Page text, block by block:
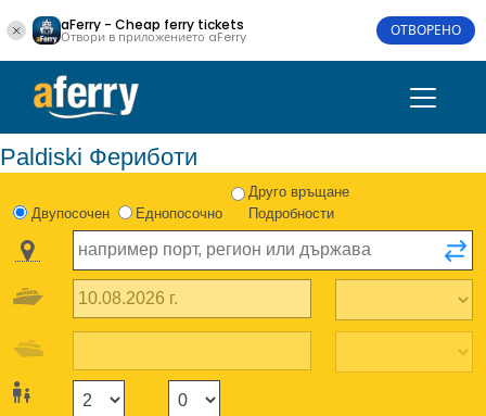
aFerry - Cheap ferry tickets
Отвори в приложението aFerry ОТВОРЕНО
Paldiski Фериботи
Двупосочен Еднопосочно
Друго връщане
Подробности